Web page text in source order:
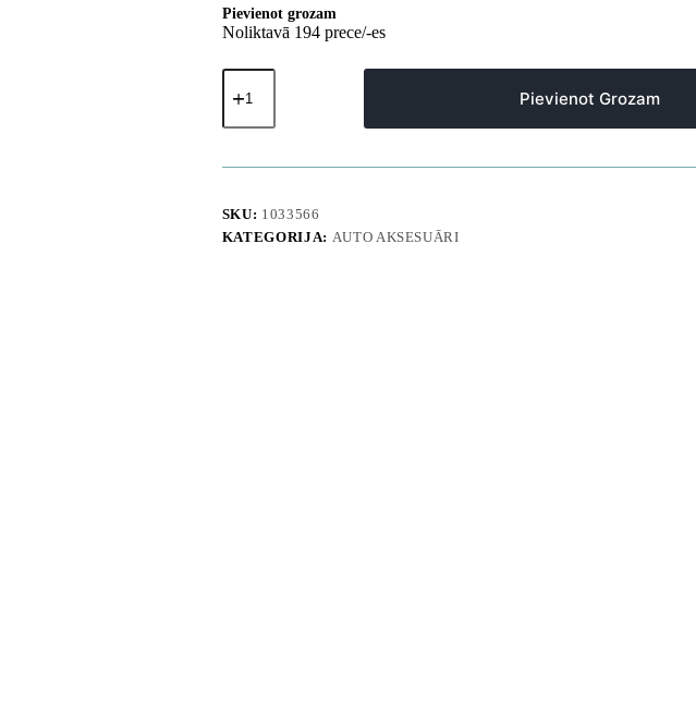
Pievienot grozam
Noliktavā 194 prece/-es
A3lite
2-
1
automašīnas
ar
matrača
sūkņa
Pievienot Grozam
SKU: 1033566
KATEGORIJA: AUTO AKSESUĀRI